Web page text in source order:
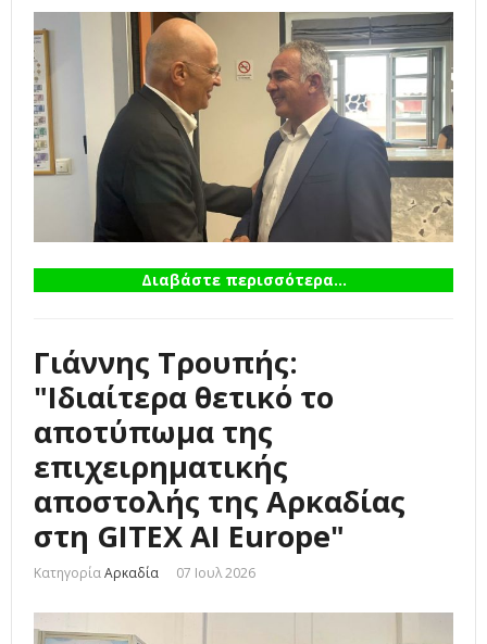
Διαβάστε περισσότερα...
Γιάννης Τρουπής:
"Ιδιαίτερα θετικό το
αποτύπωμα της
επιχειρηματικής
αποστολής της Αρκαδίας
στη GITEX AI Europe"
ΚατηγορίαΑρκαδία 07 Ιουλ 2026